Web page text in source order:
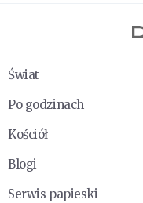
Świat
Po godzinach
Kościół
Blogi
Serwis papieski